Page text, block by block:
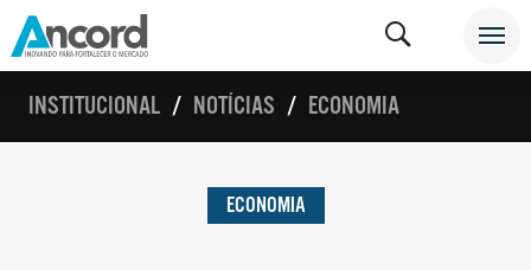
INSTITUCIONAL NOTÍCIAS ECONOMIA
ECONOMIA